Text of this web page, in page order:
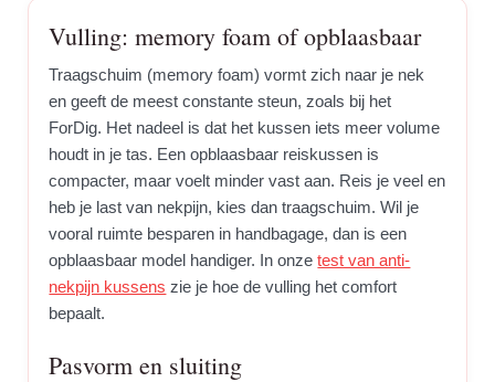
Vulling: memory foam of opblaasbaar
Traagschuim (memory foam) vormt zich naar je nek
en geeft de meest constante steun, zoals bij het
ForDig. Het nadeel is dat het kussen iets meer volume
houdt in je tas. Een opblaasbaar reiskussen is
compacter, maar voelt minder vast aan. Reis je veel en
heb je last van nekpijn, kies dan traagschuim. Wil je
vooral ruimte besparen in handbagage, dan is een
opblaasbaar model handiger. In onzetest van anti-
nekpijn kussens zie je hoe de vulling het comfort
bepaalt.
Pasvorm en sluiting